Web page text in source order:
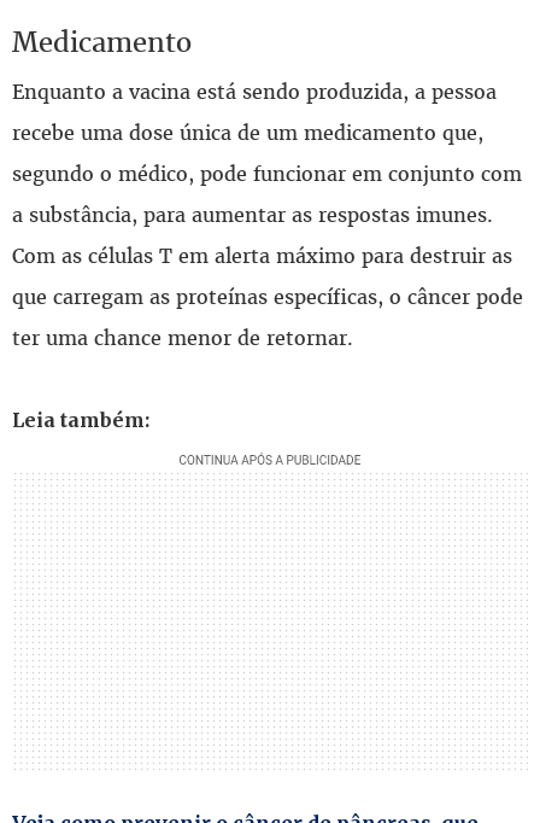
Medicamento
Enquanto a vacina está sendo produzida, a pessoa
recebe uma dose única de um medicamento que,
segundo o médico, pode funcionar em conjunto com
a substância, para aumentar as respostas imunes.
Com as células T em alerta máximo para destruir as
que carregam as proteínas específicas, o câncer pode
ter uma chance menor de retornar.
Leia também: